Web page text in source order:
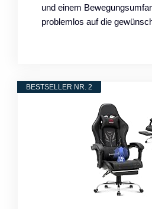
und einem
problemlos auf die
BESTSELLER NR. 2